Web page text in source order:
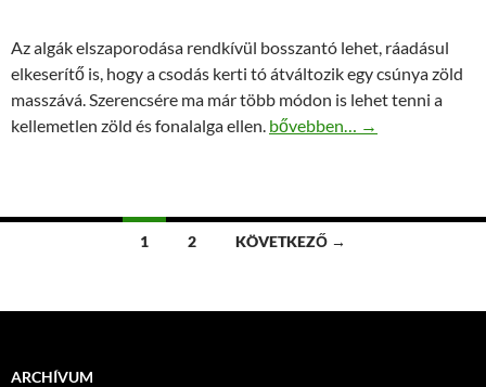
Az algák elszaporodása rendkívül bosszantó lehet, ráadásul
elkeserítő is, hogy a csodás kerti tó átváltozik egy csúnya zöld
masszává. Szerencsére ma már több módon is lehet tenni a
kellemetlen zöld és fonalalga ellen. Szabaduljon meg a túlzott
bővebben… →
Bejegyzések
1 2 KÖVETKEZŐ →
ARCHÍVUM